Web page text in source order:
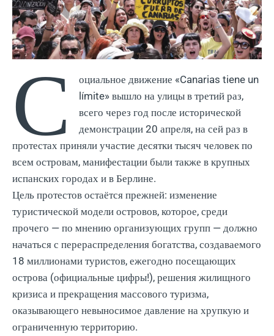
С
оциальное движение «Canarias tiene un
límite» вышло на улицы в третий раз,
всего через год после исторической
демонстрации 20 апреля, на сей раз в
протестах приняли участие десятки тысяч человек по
всем островам, манифестации были также в крупных
испанских городах и в Берлине.
Цель протестов остаётся прежней: изменение
туристической модели островов, которое, среди
прочего — по мнению организующих групп — должно
начаться с перераспределения богатства, создаваемого
18 миллионами туристов, ежегодно посещающих
острова (официальные цифры!), решения жилищного
кризиса и прекращения массового туризма,
оказывающего невыносимое давление на хрупкую и
ограниченную территорию.